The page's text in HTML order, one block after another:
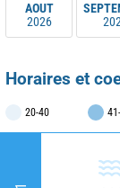
AOUT
2026
Horaires et
20-40